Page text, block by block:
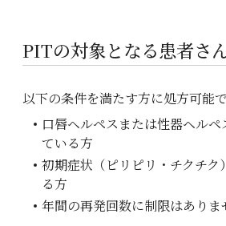
PITの対象となる患者さ
以下の条件を満たす方に処方可能で
口唇ヘルペスまたは性器ヘル
ている方
初期症状（ピリピリ・チクチク
る方
年間の再発回数に制限はありま